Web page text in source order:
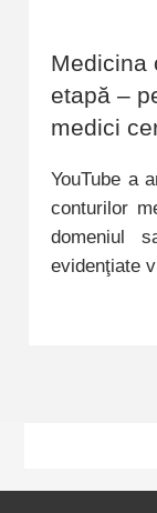
Medicina
etapă –
medici
YouTube a
conturilor
domeniul
evidenţiate